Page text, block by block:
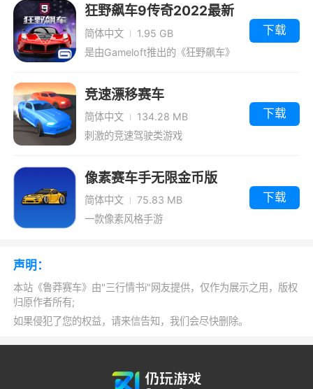
的最佳成绩上传到排行榜,与来自世界各地的玩家
交易鬼影赛车。你还可以使用系统内置的聊天功
能
3、多种赛车供你选择，让你跑出好成绩
4、沉浸在你自己的自由驾驶世界中。在泥
地进行拉力赛,单圈计时赛或送货计时赛中取胜。
戏,你总能在Reckless Racing中找到乐趣!
小编评价
手游，游戏目前为止开发了4代，该作是此游戏
的鼻祖哦，喜欢赛车手游的朋友赶紧来吧
2、鲁莽赛车是一款竞技类手游，游戏以精
致细腻的画面为玩家构建了惊险刺激的赛车竞速
狂野飙车9传奇2022最新
版
简体中文
1.95 GB
是由Gameloft推出的《狂野飙车》
下载
竞速漂移赛车
简体中文
134.28 MB
刺激的竞速驾驶类游戏
下载
像素赛车手无限金币版
简体中文
75.83 MB
一款像素风格手游
下载
声明：
本站《鲁莽赛车》由"三行情书i"网友提供，仅作为展示之用，版权
归原作者所有;
如果侵犯了您的权益，请来信告知，我们会尽快删除。